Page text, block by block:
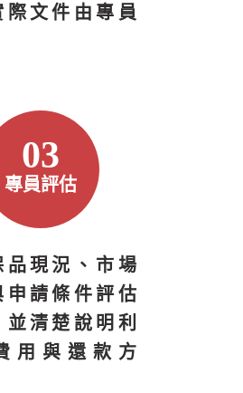
際文件由專員
03
專員評估
品現況、市場
申請條件評估
並清楚說明利
用與還款方